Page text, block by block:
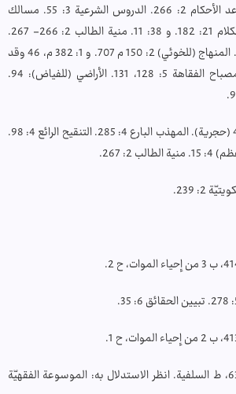
الشرائع 3: 271. قواعد الأحكام 2: 266. الدروس الشرعية 3: 55. مسالك
الأفهام 12: 392. جواهر الكلام 21: 182. و 38: 11. منية الطالب 2: 266- 267.
تحرير الوسيلة 2: 173، م 1. المنهاج (للخوئي) 2: 150 م 707. و 1: 382 م، 46 وقد
نسب الشهرة إليهم في مصباح الفقاهة 5: 128، 131. الأراضي (للفياض): 94.
تذكرة الفقهاء 2: 400 (حجرية). المهذب البارع 4: 285. التنقيح الرائع 4: 98.
2: 267.
2: 239.
سنن الترمذي 4: 630، ط السلفية. انظر الاستدلال به: الموسوعة الفقهيّة